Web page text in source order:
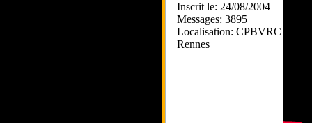
Inscrit le: 24/08/2004
Messages: 3895
Localisation: CPBVRC
Rennes